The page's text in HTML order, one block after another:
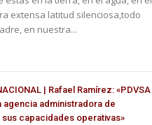
extensa latitud silenciosa,todo
en nuestra...
| Rafael Ramírez: «PDVSA
agencia administradora de
capacidades operativas»